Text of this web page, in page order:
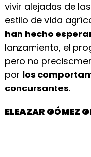
vivir alejadas de
estilo de vida
han hecho
lanzamiento, el
pero no
por los
concursantes.
ELEAZAR GÓMEZ